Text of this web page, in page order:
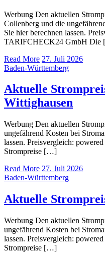
Werbung Den aktuellen
Collenberg und die
Sie hier berechnen lassen.
TARIFCHECK24 GmbH
Read More 27. Juli 2026
Baden-Württemberg
Aktuelle
Wittighausen
Werbung Den aktuellen
ungefährend Kosten bei
lassen. Preisvergleich:
Strompreise […]
Read More 27. Juli 2026
Baden-Württemberg
Aktuelle
Werbung Den aktuellen
ungefährend Kosten bei
lassen. Preisvergleich:
Strompreise […]